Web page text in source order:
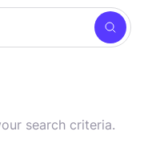
search criteria.